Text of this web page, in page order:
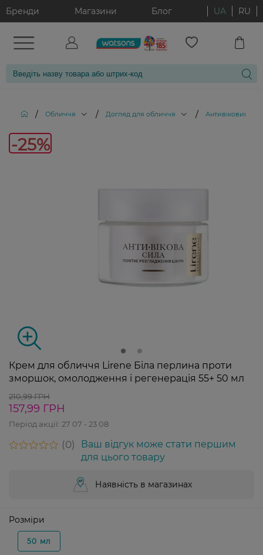
Бренди Магазини Блог UA RU
/ Обличчя / Догляд для обличчя / Антивіковий
-25%
Крем для обличчя Lirene Біла перлина проти
зморшок, омолодження і регенерація 55+ 50 мл
210,99 ГРН
157,99 ГРН
Період акції: 27 07 - 23 08
0
Ваш відгук може стати першим
для цього товару
Наявність в магазинах
Розміри
50 мл